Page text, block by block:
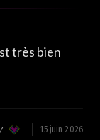
très bien
15 juin 2026